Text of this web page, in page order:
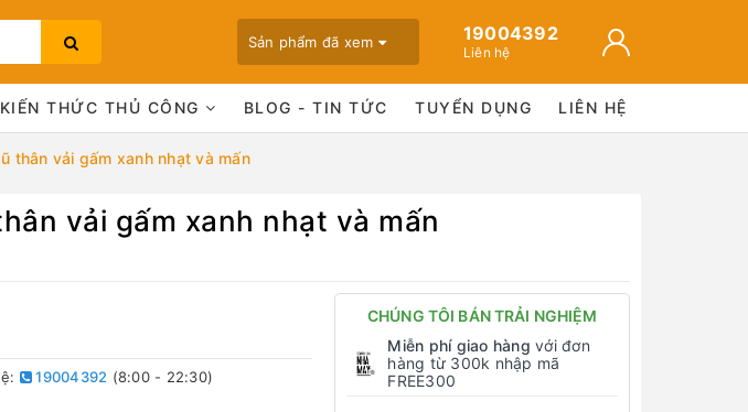
Sản phẩm đã xem 19004392
Liên hệ
KIẾN THỨC THỦ CÔNG BLOG - TIN TỨC TUYỂN DỤNG LIÊN HỆ
thân vải gấm xanh nhạt và mấn
vải gấm xanh nhạt và mấn
19004392 (8:00 - 22:30)
CHÚNG TÔI BÁN TRẢI NGHIỆM
Miễn phí giao hàngvới đơn
hàng từ 300k nhập mã
FREE300